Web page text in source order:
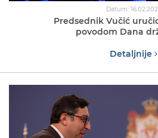
Datum:
Predsednik Vučić
povodom Dana
Detaljnije